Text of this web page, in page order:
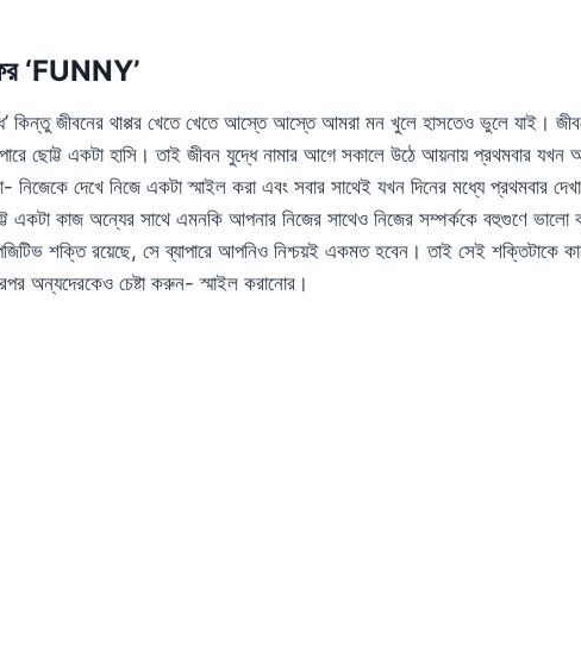
ফর ‘FUNNY’
কিন্তু জীবনের থাপ্পর খেতে খেতে আস্তে আস্তে আমরা মন খুলে হাসতেও ভুলে যাই।
ছোট্ট একটা হাসি। তাই জীবন যুদ্ধে নামার আগে সকালে উঠে আয়নায় প্রথমবার যখন
দেখে নিজে একটা স্মাইল করা এবং সবার সাথেই যখন দিনের মধ্যে প্রথমবার
একটা কাজ অন্যের সাথে এমনকি আপনার নিজের সাথেও নিজের সম্পর্ককে বহুগুণে
শক্তি রয়েছে, সে ব্যাপারে আপনিও নিশ্চয়ই একমত হবেন। তাই সেই শক্তিটাকে
অন্যদেরকেও চেষ্টা করুন- স্মাইল করানোর।